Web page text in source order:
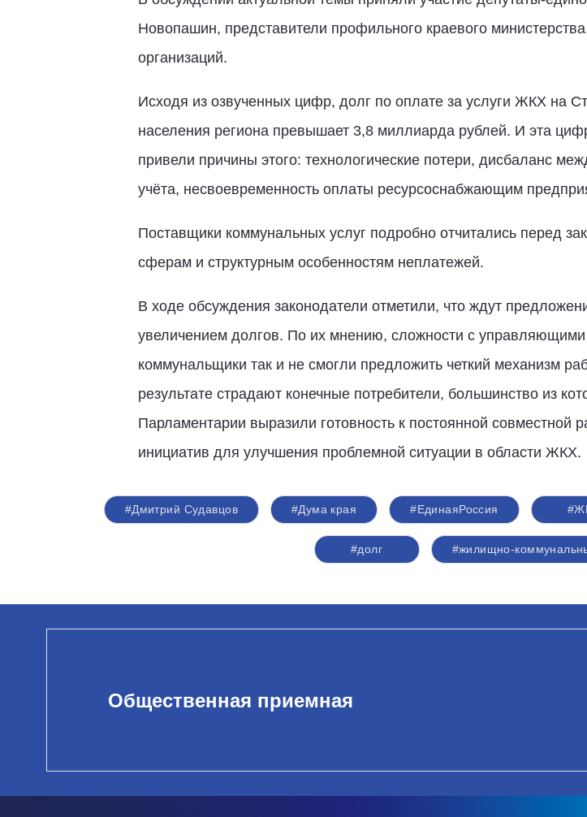
Новопашин, представители профильного краевого
организаций.
Исходя из озвученных цифр, долг по оплате за услуги ЖКХ на
населения региона превышает 3,8 миллиарда рублей. И эта
привели причины этого: технологические потери, дисбаланс
учёта, несвоевременность оплаты ресурсоснабжающим
Поставщики коммунальных услуг подробно отчитались перед
сферам и структурным особенностям неплатежей.
В ходе обсуждения законодатели отметили, что ждут
увеличением долгов. По их мнению, сложности с
коммунальщики так и не смогли предложить четкий механизм
результате страдают конечные потребители, большинство из
Парламентарии выразили готовность к постоянной совместной
инициатив для улучшения проблемной ситуации в области ЖКХ.
#Дмитрий Судавцов #Дума края #ЕдинаяРоссия
#долг #жилищно-
Общественная приемная